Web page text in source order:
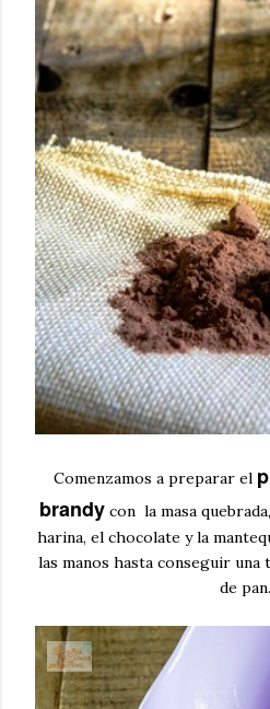
Comenzamos a preparar el
brandycon la masa
harina, el chocolate y la
las manos hasta conseguir una
de pan.